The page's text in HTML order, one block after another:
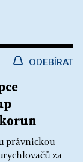
ODEBÍRAT
právnickou
za